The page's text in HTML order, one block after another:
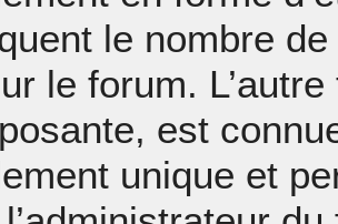
le nombre
le forum.
est
unique et